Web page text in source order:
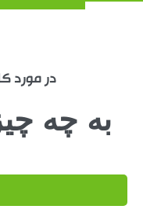
در مورد
به چه